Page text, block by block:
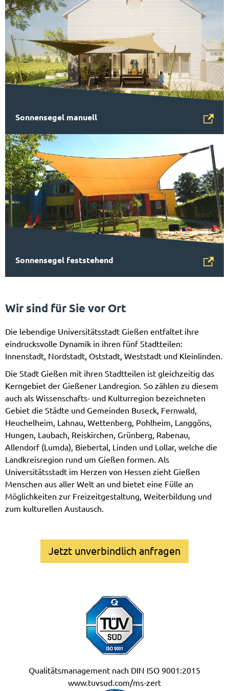
Sonnensegel manuell
Sonnensegel feststehend
Wir sind für Sie vor Ort
Die lebendige Universitätsstadt Gießen entfaltet ihre
eindrucksvolle Dynamik in ihren fünf Stadtteilen:
Innenstadt, Nordstadt, Oststadt, Weststadt und Kleinlinden.
Die Stadt Gießen mit ihren Stadtteilen ist gleichzeitig das
Kerngebiet der Gießener Landregion. So zählen zu diesem
auch als Wissenschafts- und Kulturregion bezeichneten
Gebiet die Städte und Gemeinden Buseck, Fernwald,
Heuchelheim, Lahnau, Wettenberg, Pohlheim, Langgöns,
Hungen, Laubach, Reiskirchen, Grünberg, Rabenau,
Allendorf (Lumda), Biebertal, Linden und Lollar, welche die
Landkreisregion rund um Gießen formen. Als
Universitätsstadt im Herzen von Hessen zieht Gießen
Menschen aus aller Welt an und bietet eine Fülle an
Möglichkeiten zur Freizeitgestaltung, Weiterbildung und
zum kulturellen Austausch.
Jetzt unverbindlich anfragen
Qualitätsmanagement nach DIN ISO 9001:2015
www.tuvsud.com/ms-zert